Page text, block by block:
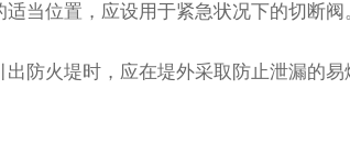
当位置，应设用于紧急状况下的切断阀
防火堤时，应在堤外采取防止泄漏的